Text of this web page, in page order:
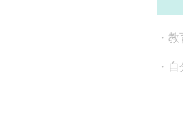
教
自